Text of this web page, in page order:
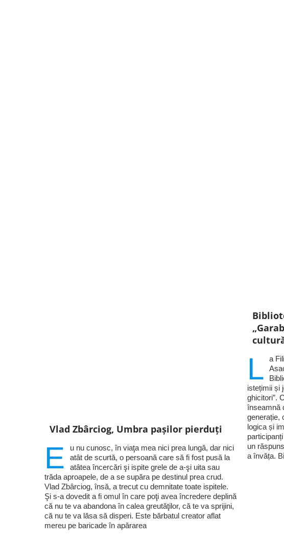
Vlad Zbârciog, Umbra pașilor pierduți
E
u nu cunosc, în viaţa mea nici prea lungă, dar nici
atât de scurtă, o persoană care să fi fost pusă la
atâtea încercări şi ispite grele de a-şi uita sau
trăda aproapele, de a se supăra pe destinul prea crud.
Vlad Zbârciog, însă, a trecut cu demnitate toate ispitele.
Şi s-a dovedit a fi omul în care poţi avea încredere deplină
că nu te va abandona în calea greutăţilor, că te va sprijini,
că nu te va lăsa să disperi. Este bărbatul creator aflat
mereu pe baricade în apărarea
L
a
istețimii și
ghicitori”.
înseamnă
generație,
logica și
un
a învăța.